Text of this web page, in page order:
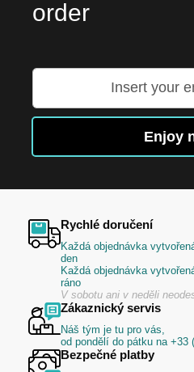
order
k
zpravodaje:
Enjoy
Rychlé doručení
Každá objednávka
den
Každá objednávka
ráno
V sobotu ani v neděli
Zákaznický servis
Náš tým je tu pro vás,
od pondělí do pátku na +33
Bezpečné platby